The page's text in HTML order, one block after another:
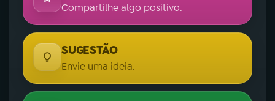
Compartilhe algo positivo.
SUGESTÃO
Envie uma ideia.